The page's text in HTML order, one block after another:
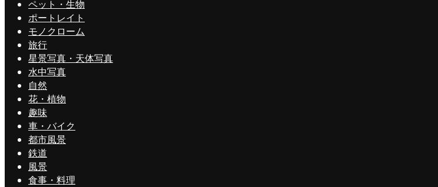
ペット・生物
ポートレイト
モノクローム
旅行
星景写真・天体写真
水中写真
自然
花・植物
趣味
車・バイク
都市風景
鉄道
風景
食事・料理